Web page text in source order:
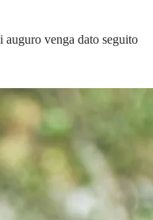
venga dato seguito